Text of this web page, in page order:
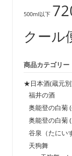
500ml以下
クール
商品カテゴリー
★日本酒(蔵元
福井の酒
奥能登の白菊
奥能登の白菊
谷泉（たにい
天狗舞